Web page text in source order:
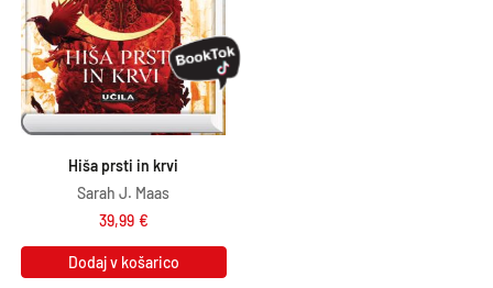
Hiša prsti in krvi
Sarah J. Maas
39,99 €
Dodaj v košarico